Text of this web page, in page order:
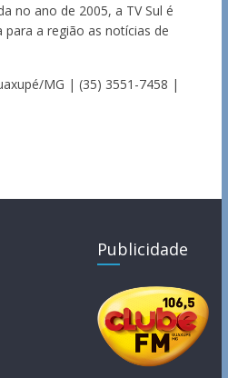
no ano de 2005, a TV Sul é
para a região as notícias de
MG | (35) 3551-7458 |
Publicidade